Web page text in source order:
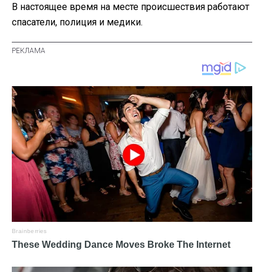
В настоящее время на месте происшествия работают
спасатели, полиция и медики.